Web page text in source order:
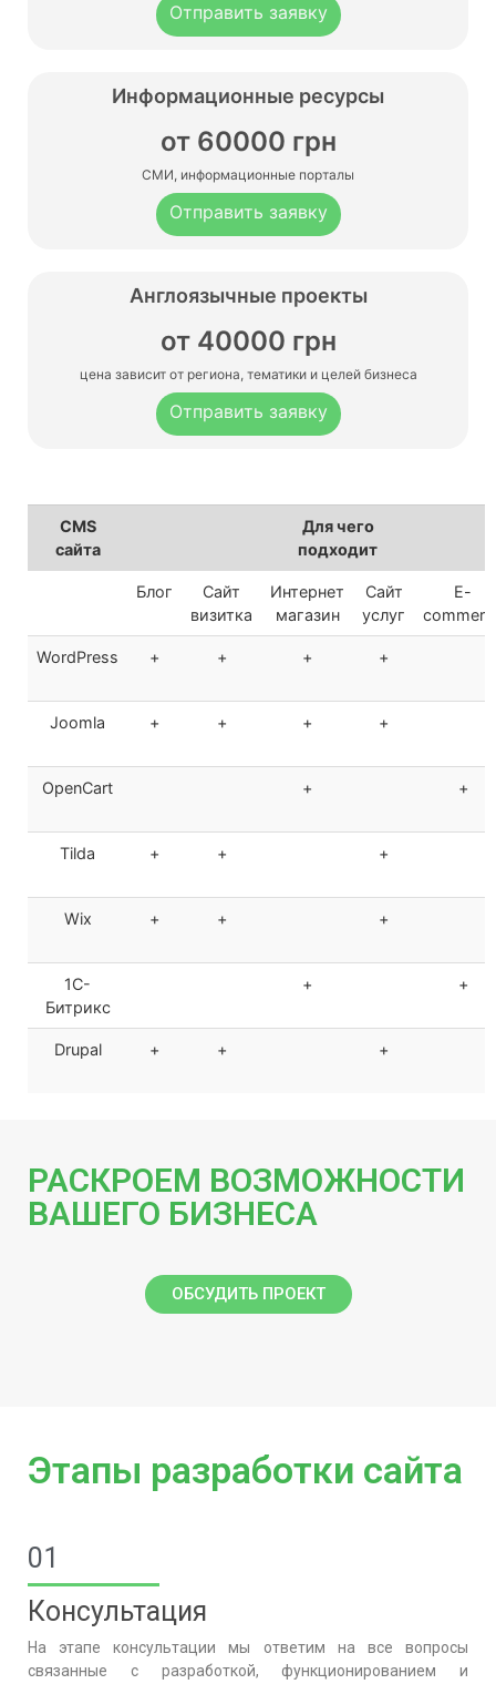
грн
Разработка интернет магазина
от 50000
канцелярии
от 50000
Разработка интернет магазина
Отправить заявку
Информационные ресурсы
от 60000 грн
СМИ, информационные порталы
Отправить заявку
Англоязычные проекты
от 40000 грн
цена зависит от региона, тематики и целей бизнеса
Отправить заявку
CMS
сайта
Для чего
подходит
Блог
Сайт
визитка
Интернет
магазин
Сайт
услуг
E-
WordPress + + + +
Joomla + + + +
OpenCart + +
Tilda + + +
Wix + + +
1С-
Битрикс
+ +
Drupal + + +
РАСКРОЕМ ВОЗМОЖНОСТИ
ВАШЕГО БИЗНЕСА
ОБСУДИТЬ ПРОЕКТ
Этапы разработки сайта
01
Консультация
На этапе консультации мы ответим на все вопросы
связанные с разработкой, функционированием и